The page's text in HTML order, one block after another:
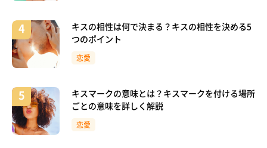
キスの相性は何で決まる？キスの相性を決める5
つのポイント
恋愛
キスマークの意味とは？キスマークを付ける場所
ごとの意味を詳しく解説
恋愛